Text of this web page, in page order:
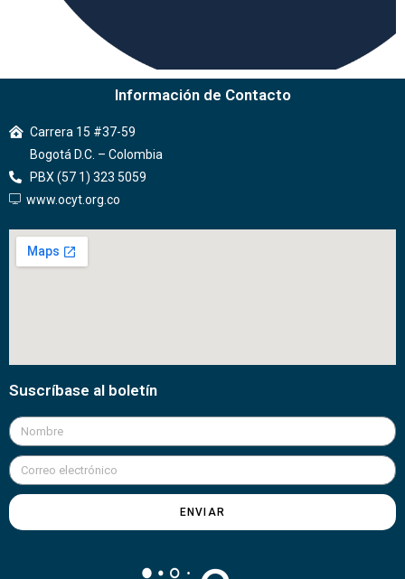
Información de Contacto
Carrera 15 #37-59
Bogotá D.C. – Colombia
PBX (57 1) 323 5059
www.ocyt.org.co
Suscríbase al boletín
ENVIAR